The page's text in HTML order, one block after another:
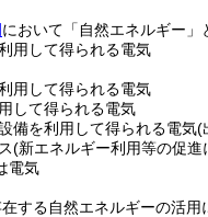
において「自然エネルギー」
用して得られる電気
用して得られる電気
して得られる電気
備を利用して得られる電気(
(新エネルギー利用等の促
電気
する自然エネルギーの活用